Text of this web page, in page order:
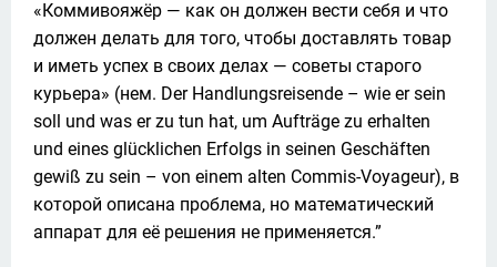
«Коммивояжёр — как он должен вести себя и что
должен делать для того, чтобы доставлять товар
и иметь успех в своих делах — советы старого
курьера» (нем. Der Handlungsreisende – wie er sein
soll und was er zu tun hat, um Aufträge zu erhalten
und eines glücklichen Erfolgs in seinen Geschäften
gewiß zu sein – von einem alten Commis-Voyageur), в
которой описана проблема, но математический
аппарат для её решения не применяется.”